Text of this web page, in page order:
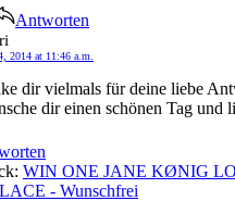
Antworten
2014 at 11:46 a.m.
dir vielmals für deine liebe
dir einen schönen Tag und
WIN ONE JANE KØNIG
- Wunschfrei